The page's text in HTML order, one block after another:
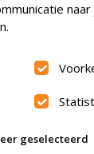
geselecteerd